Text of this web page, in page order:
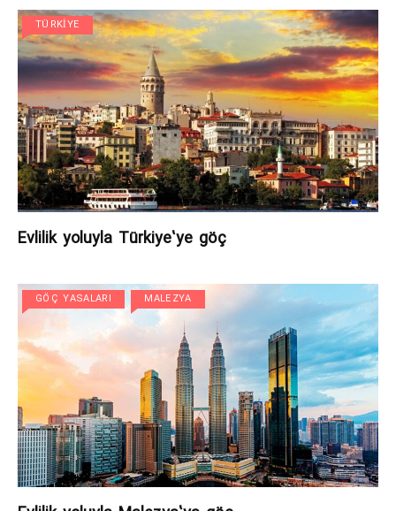
TÜRKIYE
Evlilik yoluyla Türkiye’ye göç
GÖÇ YASALARI MALEZYA